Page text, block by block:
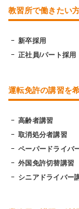
教習所で働きたい
新卒採用
正社員/パート採用
運転免許の講習を
高齢者講習
取消処分者講習
ペーパードライバ
外国免許切替講習
シニアドライバー